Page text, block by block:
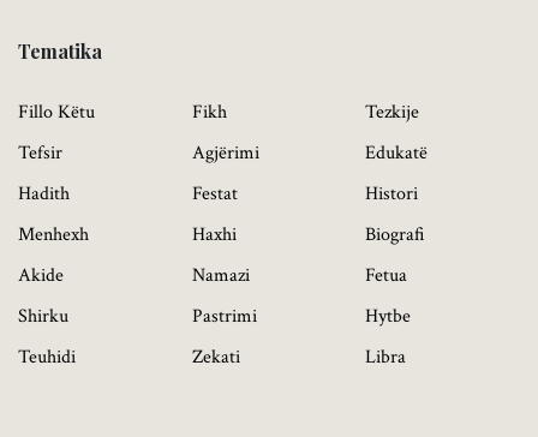
Tematika
Fillo Këtu
Tefsir
Hadith
Menhexh
Akide
Shirku
Teuhidi
Fikh
Agjërimi
Festat
Haxhi
Namazi
Pastrimi
Zekati
Tezkije
Edukatë
Histori
Biografi
Fetua
Hytbe
Libra